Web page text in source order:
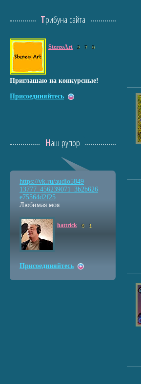
Трибуна сайта
StereoArt 2 7 0
Приглашаю на конкурсные!
Присоединяйтесь
Наш рупор
https://vk.ru/audio5849
13777_456239071_3b2b626
e75564d2f25
Любимая моя
hattrick 6 1
Присоединяйтесь